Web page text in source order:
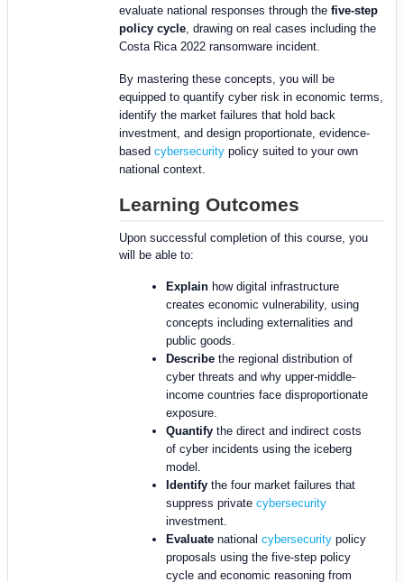
evaluate national responses through the five-step
policy cycle , drawing on real cases including the
Costa Rica 2022 ransomware incident.
By mastering these concepts, you will be
equipped to quantify cyber risk in economic terms,
identify the market failures that hold back
investment, and design proportionate, evidence-
based cybersecurity policy suited to your own
national context.
Learning Outcomes
Upon successful completion of this course, you
will be able to:
Explain how digital infrastructure
creates economic vulnerability, using
concepts including externalities and
public goods.
Describe the regional distribution of
cyber threats and why upper-middle-
income countries face disproportionate
exposure.
Quantify the direct and indirect costs
of cyber incidents using the iceberg
model.
Identify the four market failures that
suppress private cybersecurity
investment.
Evaluate national cybersecurity policy
proposals using the five-step policy
cycle and economic reasoning from